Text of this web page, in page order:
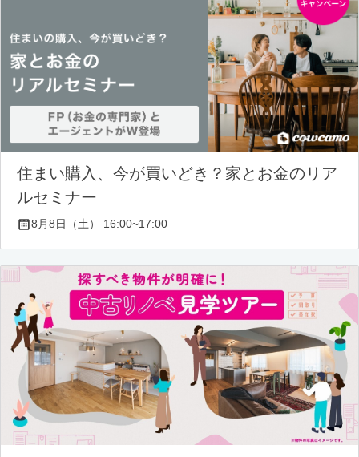
住まい購入、今が買いどき？家とお金のリア
ルセミナー
8月8日（土） 16:00~17:00